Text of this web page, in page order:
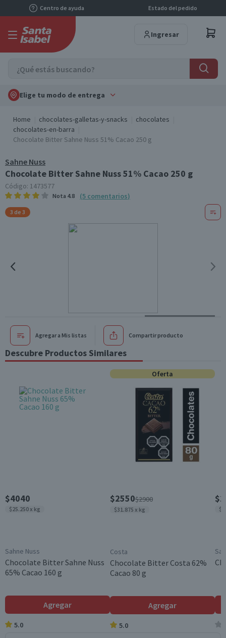
Centro de ayuda Estado del pedido
Ingresar
Elige tu modo de entrega
Home chocolates-galletas-y-snacks
chocolates
chocolates-en-barra
Chocolate Bitter Sahne Nuss 51% Cacao 250 g
Sahne Nuss
Chocolate Bitter Sahne Nuss 51% Cacao 250 g
Código: 1473577
Nota 4.8 (5 comentarios)
3 de 3
Agregar a Mis listas Compartir producto
Descubre Productos Similares
$4040
$25.250 x kg
Sahne Nuss
Chocolate Bitter Sahne Nuss
65% Cacao 160 g
Agregar
5.0
Oferta
$2550$2900
$31.875 x kg
Costa
Chocolate Bitter Costa 62%
Cacao 80 g
Agregar
5.0